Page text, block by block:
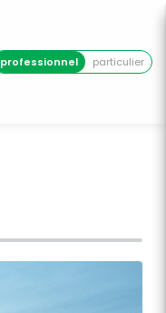
professionnel particulier